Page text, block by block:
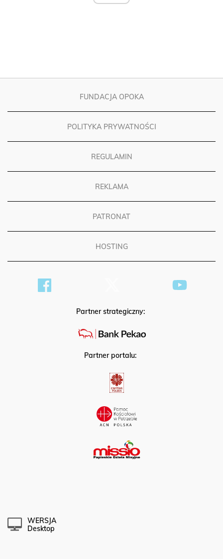
FUNDACJA OPOKA
POLITYKA PRYWATNOŚCI
REGULAMIN
REKLAMA
PATRONAT
HOSTING
Partner strategiczny:
Partner portalu:
WERSJA
Desktop